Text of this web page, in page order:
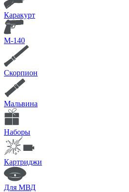
Каракурт
М-140
Скорпион
Мальвина
Наборы
Картриджи
Для МВД